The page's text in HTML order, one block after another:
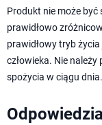
Produkt nie może
prawidłowo
prawidłowy tryb
człowieka. Nie
spożycia w ciągu dnia.